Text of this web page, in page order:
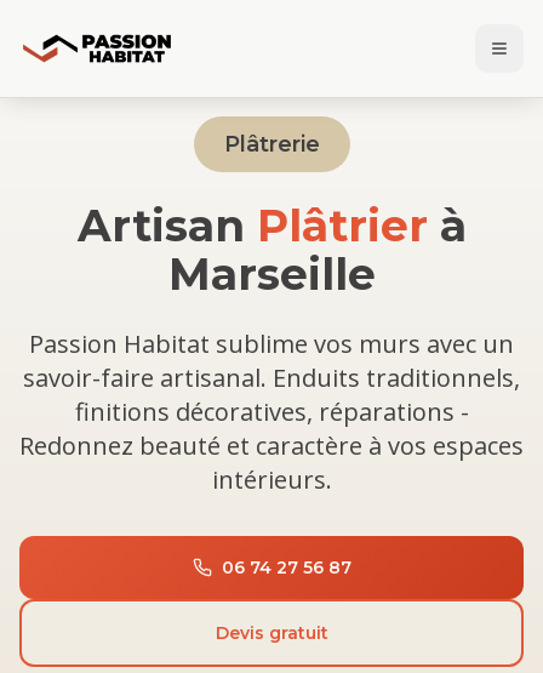
Plâtrerie
Artisan Plâtrier à
Marseille
Passion Habitat sublime vos murs avec un
savoir-faire artisanal. Enduits traditionnels,
finitions décoratives, réparations -
Redonnez beauté et caractère à vos espaces
intérieurs.
06 74 27 56 87
Devis gratuit